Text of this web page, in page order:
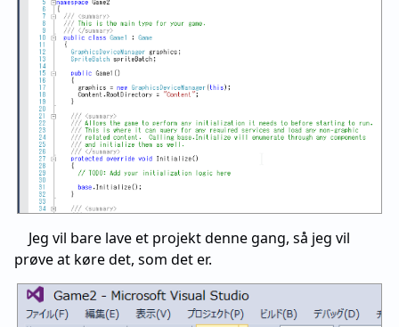
Jeg vil bare lave et projekt denne gang, så jeg vil
prøve at køre det, som det er.